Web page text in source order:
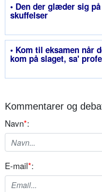
• Den der glæder sig
skuffelser
• Kom til eksamen når
kom på slaget, sa'
Kommentarer og
Navn*:
E-mail*: